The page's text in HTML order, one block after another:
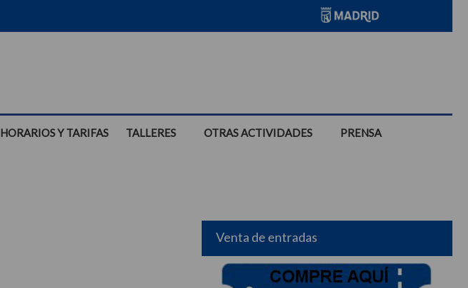
HORARIOS Y TARIFAS TALLERES OTRAS ACTIVIDADES PRENSA
Venta de entradas